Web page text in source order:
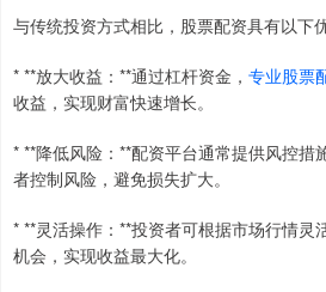
与传统投资方式相比，股票配资具有以下
* **放大收益：**通过杠杆资金， 专业股票
收益，实现财富快速增长。
* **降低风险：**配资平台通常提供风控措
者控制风险，避免损失扩大。
* **灵活操作：**投资者可根据市场行情灵
机会，实现收益最大化。